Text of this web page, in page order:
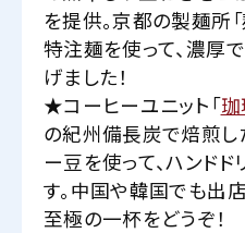
を提供。京都の製麺所「
特注麺を使って、濃厚
げました！
★コーヒーユニット「
の紀州備長炭で焙煎し
ー豆を使って、ハンド
す。中国や韓国でも出
至極の一杯をどうぞ！